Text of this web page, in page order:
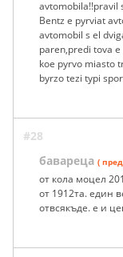
avtomobila!!pravil
Bentz e pyrviat
avtomobil s el
paren,predi tova
koe pyrvo miasto
byrzo tezi typi
#28
бавареца (
от кола моцел
от 1912та. един
отвсякъде. е и